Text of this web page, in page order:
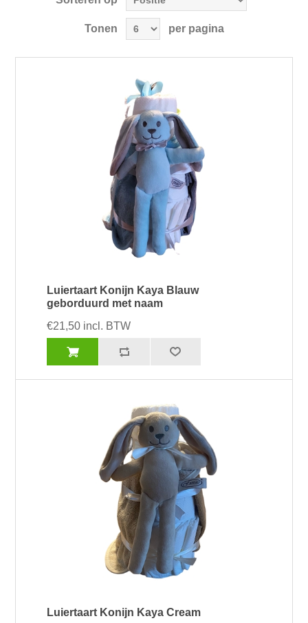
Tonen per pagina
Luiertaart Konijn Kaya Blauw
geborduurd met naam
€21,50 incl. BTW
Luiertaart Konijn Kaya Cream